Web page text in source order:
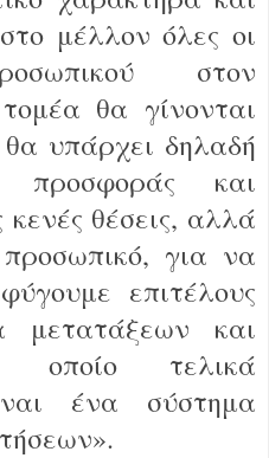
μέλλον όλες οι
στον
θα γίνονται
υπάρχει δηλαδή
προσφοράς και
κενές θέσεις, αλλά
για να
επιτέλους
μετατάξεων και
οποίο τελικά
ένα σύστημα